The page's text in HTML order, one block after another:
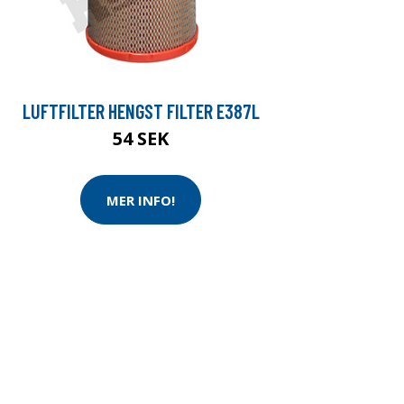
LUFTFILTER HENGST FILTER E387L
54 SEK
MER INFO!